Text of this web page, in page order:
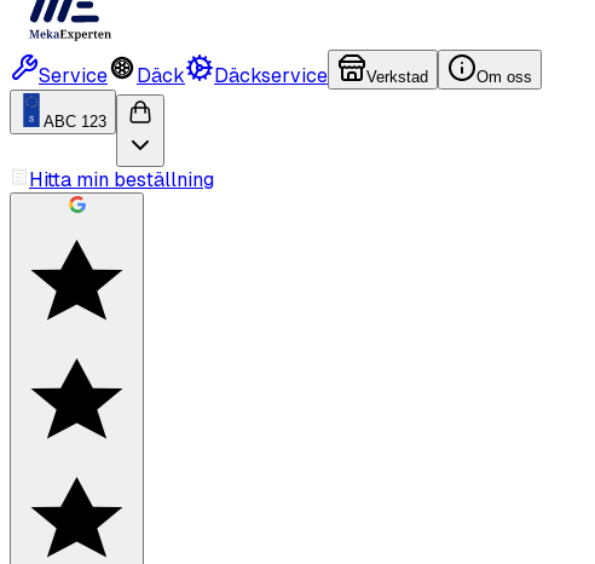
Service Däck Däckservice Verkstad Om oss
ABC 123
Hitta min beställning